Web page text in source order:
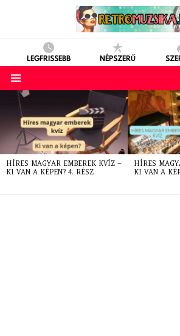
LEGFRISSEBB NÉPSZERŰ
LATEST
STORIES
HÍRES MAGYAR EMBEREK KVÍZ –
KI VAN A KÉPEN? 4. RÉSZ
HÍRES
KI VAN A